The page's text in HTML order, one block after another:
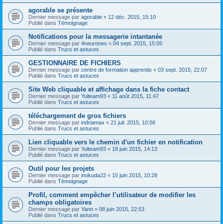
agorable se présente
Dernier message par agorable « 12 déc. 2015, 15:10
Publié dans Témoignage
Notifications pour la messagerie intantanée
Dernier message par 4neurones « 04 sept. 2015, 15:05
Publié dans Trucs et astuces
GESTIONNAIRE DE FICHIERS
Dernier message par centre de formation apprentis « 03 sept. 2015, 22:07
Publié dans Trucs et astuces
Site Web cliquable et affichage dans la fiche contact
Dernier message par Yulteam93 « 11 août 2015, 11:47
Publié dans Trucs et astuces
téléchargement de gros fichiers
Dernier message par indriamax « 21 juil. 2015, 10:56
Publié dans Trucs et astuces
Lien cliquable vers le chemin d'un fichier en notification
Dernier message par Yulteam93 « 18 juin 2015, 14:13
Publié dans Trucs et astuces
Outil pour les projets
Dernier message par inokuda22 « 15 juin 2015, 10:28
Publié dans Témoignage
Profil, comment empêcher l’utilisateur de modifier les
champs obligatoires
Dernier message par Yann « 08 juin 2015, 22:53
Publié dans Trucs et astuces